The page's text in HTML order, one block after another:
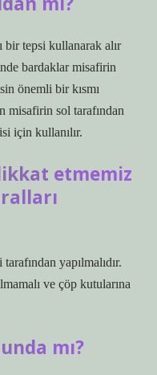
bir tepsi kullanarak alır
bardaklar misafirin
önemli bir kısmı
misafirin sol tarafından
için kullanılır.
etmemiz
yapılmalıdır.
ve çöp kutularına
mı?